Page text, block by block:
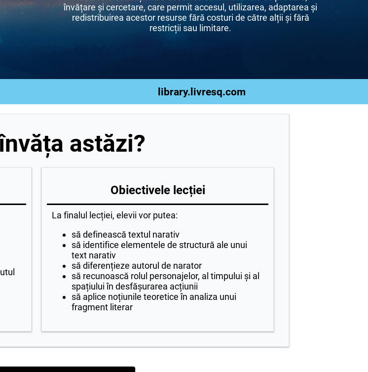
învățare și cercetare, care permit accesul, utilizarea, adaptarea și
redistribuirea acestor resurse fără costuri de către alții și fără
restricții sau limitare.
library.livresq.com
astăzi?
Obiectivele lecției
La finalul lecției, elevii vor putea:
să definească textul narativ
să identifice elementele de structură ale unui
text narativ
să diferențieze autorul de narator
să recunoască rolul personajelor, al timpului și al
spațiului în desfășurarea acțiunii
să aplice noțiunile teoretice în analiza unui
fragment literar